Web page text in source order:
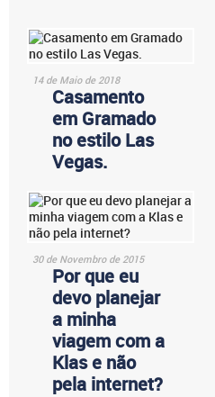
14 de Maio de 2018
Casamento
em Gramado
no estilo Las
Vegas.
30 de Novembro de 2015
Por que eu
devo planejar
a minha
viagem com a
Klas e não
pela internet?